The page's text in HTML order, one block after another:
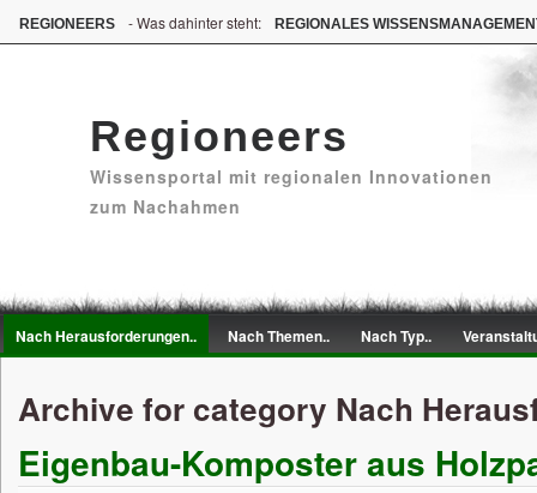
REGIONEERS - Was dahinter steht: REGIONALES
Regioneers
Wissensportal mit regionalen Innovationen
zum Nachahmen
Nach Herausforderungen.. Nach Themen.. Nach Typ..
Archive for category Nach
Eigenbau-Komposter aus